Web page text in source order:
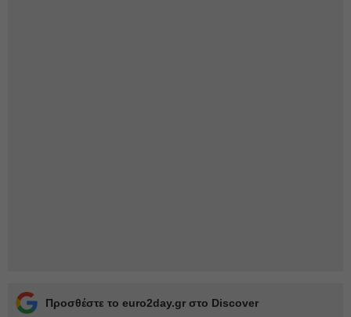
Προσθέστε το euro2day.gr στο Discover